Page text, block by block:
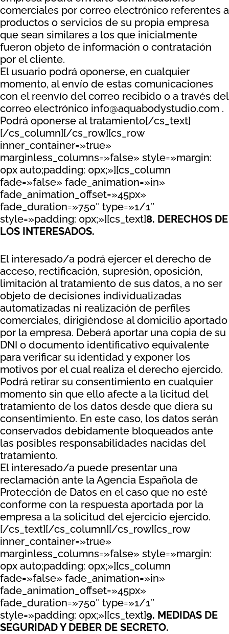
comerciales por correo electrónico referentes a
productos o servicios de su propia empresa
que sean similares a los que inicialmente
fueron objeto de información o contratación
por el cliente.
El usuario podrá oponerse, en cualquier
momento, al envío de estas comunicaciones
con el reenvío del correo recibido o a través del
correo electrónico info@aquabodystudio.com .
Podrá oponerse al tratamiento[/cs_text]
[/cs_column][/cs_row][cs_row
inner_container=»true»
marginless_columns=»false» style=»margin:
0px auto;padding: 0px;»][cs_column
fade=»false» fade_animation=»in»
fade_animation_offset=»45px»
fade_duration=»750″ type=»1/1″
style=»padding: 0px;»][cs_text]8. DERECHOS DE
LOS INTERESADOS.
El interesado/a podrá ejercer el derecho de
acceso, rectificación, supresión, oposición,
limitación al tratamiento de sus datos, a no ser
objeto de decisiones individualizadas
automatizadas ni realización de perfiles
comerciales, dirigiéndose al domicilio aportado
por la empresa. Deberá aportar una copia de su
DNI o documento identificativo equivalente
para verificar su identidad y exponer los
motivos por el cual realiza el derecho ejercido.
Podrá retirar su consentimiento en cualquier
momento sin que ello afecte a la licitud del
tratamiento de los datos desde que diera su
consentimiento. En este caso, los datos serán
conservados debidamente bloqueados ante
las posibles responsabilidades nacidas del
tratamiento.
El interesado/a puede presentar una
reclamación ante la Agencia Española de
Protección de Datos en el caso que no esté
conforme con la respuesta aportada por la
empresa a la solicitud del ejercicio ejercido.
[/cs_text][/cs_column][/cs_row][cs_row
inner_container=»true»
marginless_columns=»false» style=»margin:
0px auto;padding: 0px;»][cs_column
fade=»false» fade_animation=»in»
fade_animation_offset=»45px»
fade_duration=»750″ type=»1/1″
style=»padding: 0px;»][cs_text]9. MEDIDAS DE
SEGURIDAD Y DEBER DE SECRETO.